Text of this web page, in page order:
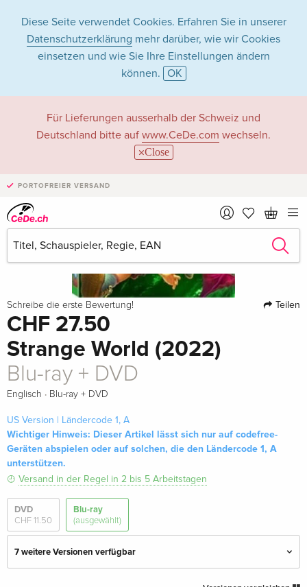
Diese Seite verwendet Cookies. Erfahren Sie in unserer
Datenschutzerklärung mehr darüber, wie wir Cookies
einsetzen und wie Sie Ihre Einstellungen ändern
können. OK
Für Lieferungen ausserhalb der Schweiz und
Deutschland bitte auf www.CeDe.com wechseln.
Close
PORTOFREIER VERSAND
Schreibe die erste Bewertung! Teilen
CHF 27.50
Strange World (2022)
Blu-ray + DVD
Englisch · Blu-ray + DVD
US Version | Ländercode 1, A
Wichtiger Hinweis: Dieser Artikel lässt sich nur auf codefree-
Geräten abspielen oder auf solchen, die den Ländercode 1, A
unterstützen.
Versand in der Regel in 2 bis 5 Arbeitstagen
DVD
CHF 11.50
Blu-ray
(ausgewählt)
7 weitere Versionen verfügbar